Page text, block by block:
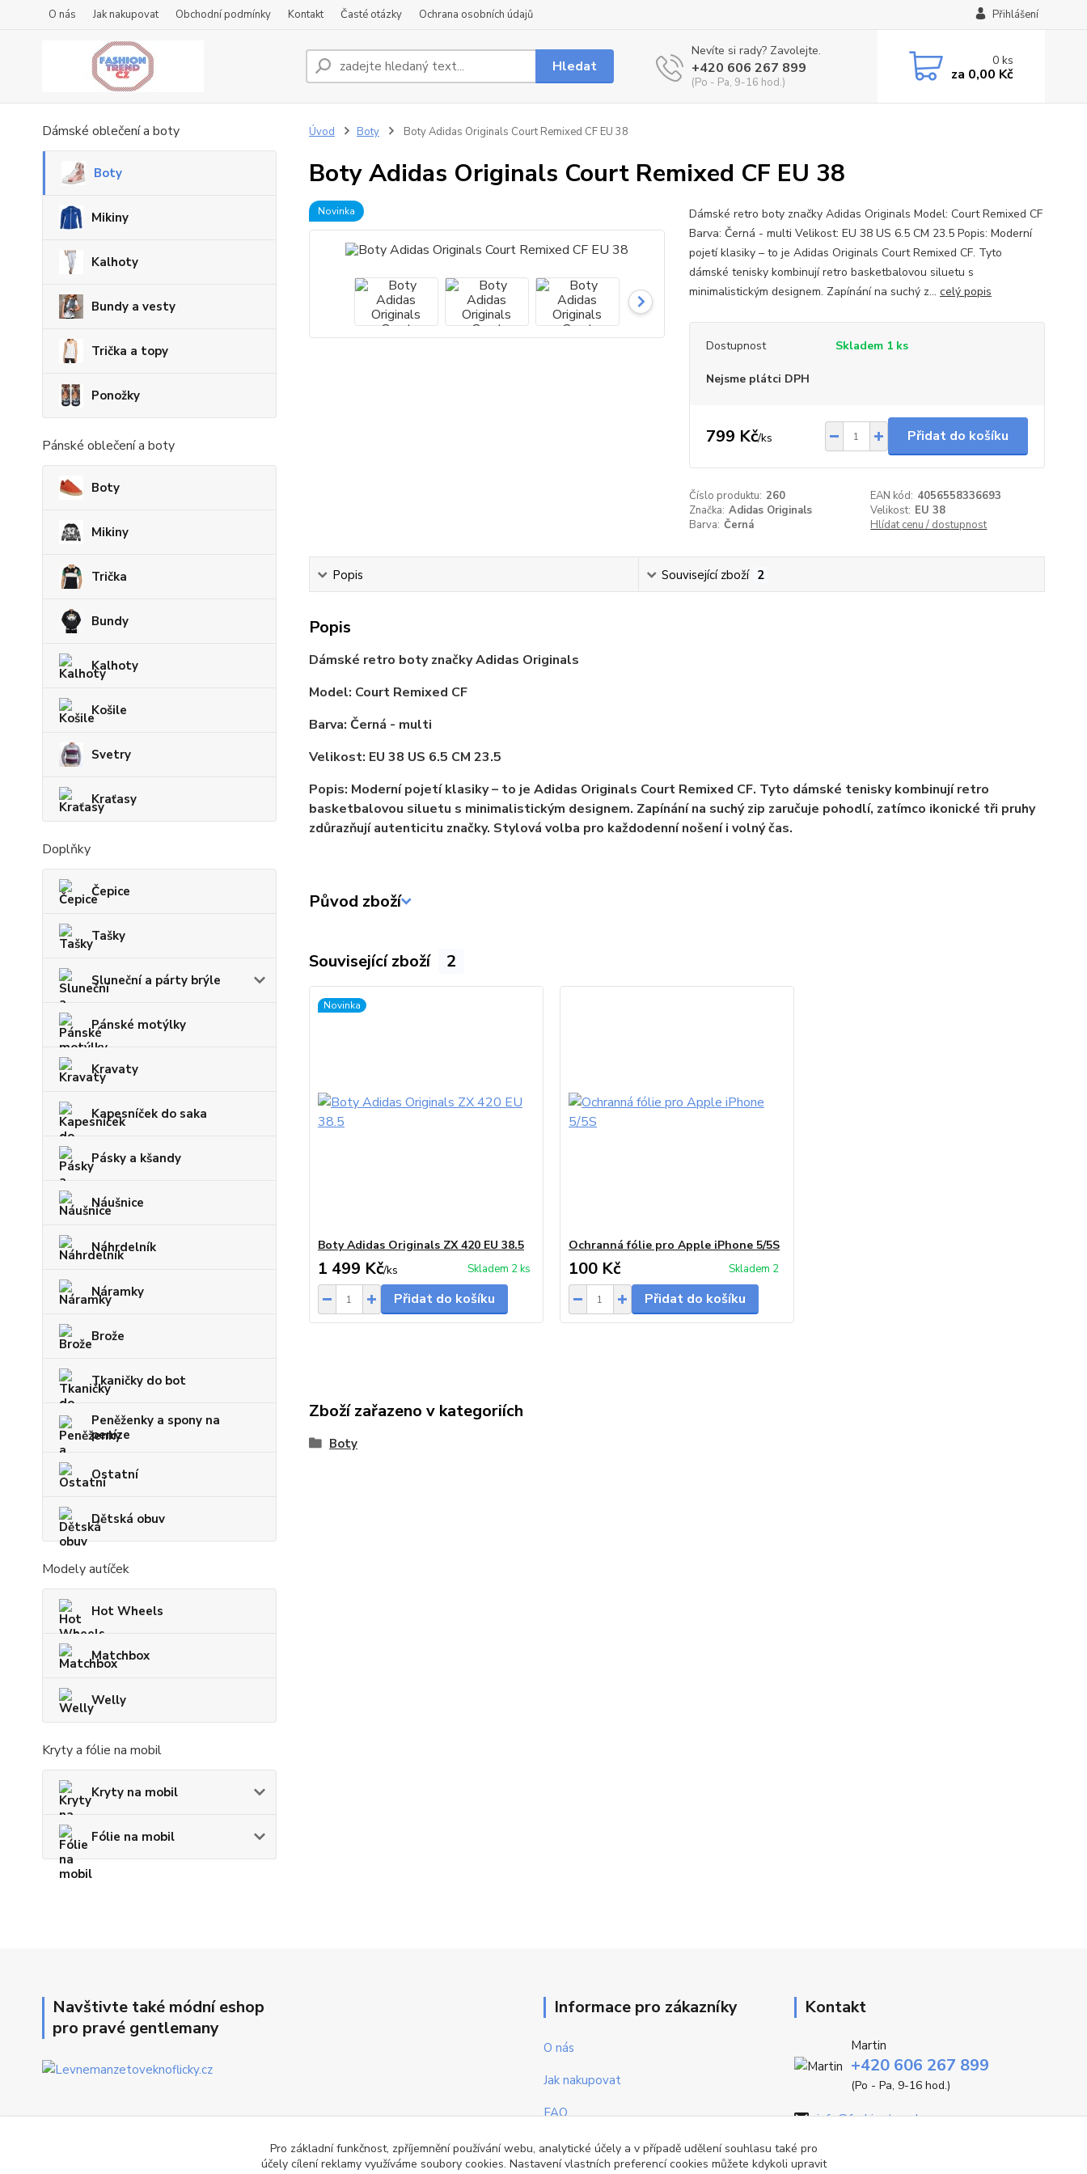
O nás Jak nakupovat Obchodní podmínky Kontakt Časté otázky Ochrana osobních údajů Přihlášení
Hledat
Nevíte si rady? Zavolejte.
+420 606 267 899
(Po - Pa, 9-16 hod.)
0ks
za 0,00 Kč
Dámské oblečení a boty
Boty
Mikiny
Kalhoty
Bundy a vesty
Trička a topy
Ponožky
Pánské oblečení a boty
Boty
Mikiny
Trička
Bundy
Kalhoty
Košile
Svetry
Kraťasy
Doplňky
Čepice
Tašky
Sluneční a párty brýle
Pánské motýlky
Kravaty
Kapesníček do saka
Pásky a kšandy
Náušnice
Náhrdelník
Náramky
Brože
Tkaničky do bot
Peněženky a spony na
peníze
Ostatní
Dětská obuv
Modely autíček
Hot Wheels
Matchbox
Welly
Kryty a fólie na mobil
Kryty na mobil
Fólie na mobil
Úvod Boty Boty Adidas Originals Court Remixed CF EU 38
Boty Adidas Originals Court Remixed CF EU 38
Novinka
Dámské retro boty značky Adidas Originals Model: Court Remixed CF
Barva: Černá - multi Velikost: EU 38 US 6.5 CM 23.5 Popis: Moderní
pojetí klasiky – to je Adidas Originals Court Remixed CF. Tyto
dámské tenisky kombinují retro basketbalovou siluetu s
minimalistickým designem. Zapínání na suchý z... celý popis
Dostupnost Skladem 1 ks
Nejsme plátci DPH
799 Kč/ks Přidat do košíku
Číslo produktu: 260 EAN kód: 4056558336693
Značka: Adidas Originals Velikost: EU 38
Barva: Černá Hlídat cenu / dostupnost
Popis Související zboží 2
Popis
Dámské retro boty značky Adidas Originals
Model: Court Remixed CF
Barva: Černá - multi
Velikost: EU 38 US 6.5 CM 23.5
Popis: Moderní pojetí klasiky – to je Adidas Originals Court Remixed CF. Tyto dámské tenisky kombinují retro
basketbalovou siluetu s minimalistickým designem. Zapínání na suchý zip zaručuje pohodlí, zatímco ikonické tři pruhy
zdůrazňují autenticitu značky. Stylová volba pro každodenní nošení i volný čas.
Původ zboží
Související zboží 2
Novinka
Boty Adidas Originals ZX 420 EU 38.5
1 499 Kč/ks Skladem 2 ks
Přidat do košíku
Ochranná fólie pro Apple iPhone 5/5S
100 Kč Skladem 2
Přidat do košíku
Zboží zařazeno v kategoriích
Boty
Navštivte také módní eshop
pro pravé gentlemany
Informace pro zákazníky
O nás
Jak nakupovat
FAQ
Obchodní podmínky
Kontakt
Martin
+420 606 267 899
(Po - Pa, 9-16 hod.)
info@fashiontrend.cz
Pro základní funkčnost, zpříjemnění používání webu, analytické účely a v případě udělení souhlasu také pro
účely cílení reklamy využíváme soubory cookies. Nastavení vlastních preferencí cookies můžete kdykoli upravit